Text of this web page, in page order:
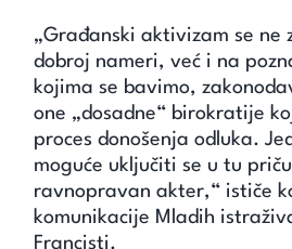
„Građanski aktivizam se ne
dobroj nameri, već i na
kojima se bavimo,
one „dosadne“ birokratije
proces donošenja odluka.
moguće uključiti se u tu
ravnopravan akter,“ ističe
komunikacije Mladih
Francisti.